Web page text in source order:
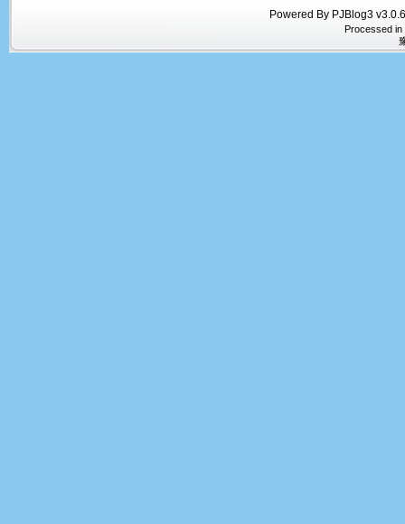
Powered By PJBlog3
Processed in